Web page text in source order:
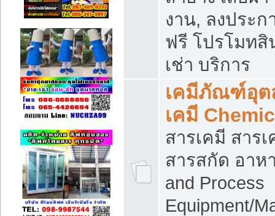
งาน, ลงประ
ฟรี โปรโมท
เช่า บริการ
เคมีภัณฑ์อุต
เคมี
สารเคมี สาร
สารสกัด อาห
and Process
Equipment/